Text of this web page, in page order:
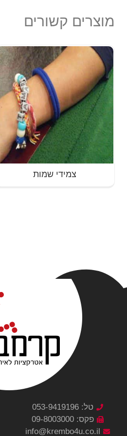
מוצרים קשורים
צמידי שמות
טל: 053-9419196
פקס: 09-8003000
info@krembo4u.co.il